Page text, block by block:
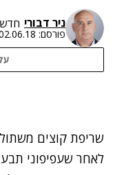
ניר דבורי
פורסם: 12:20
שריפת קוצים
לאחר שעפיפוני